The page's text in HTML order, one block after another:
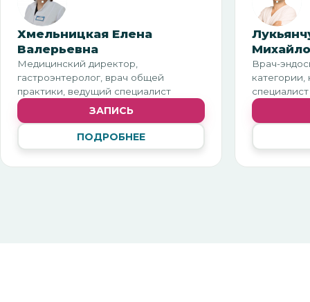
Хмельницкая Елена
Валерьевна
Медицинский директор,
гастроэнтеролог, врач общей
практики, ведущий специалист
ЗАПИСЬ
ПОДРОБНЕЕ
Врач-
категории,
специалист